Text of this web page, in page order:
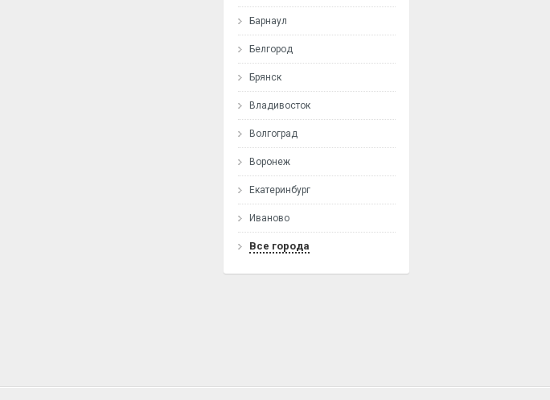
Барнаул
Белгород
Брянск
Владивосток
Волгоград
Воронеж
Екатеринбург
Иваново
Все города